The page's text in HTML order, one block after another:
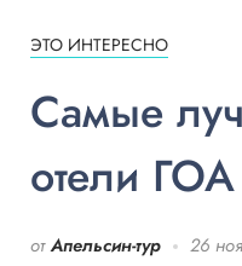
ЭТО ИНТЕРЕСНО
Самые
отели ГОА
от Апельсин-тур 26